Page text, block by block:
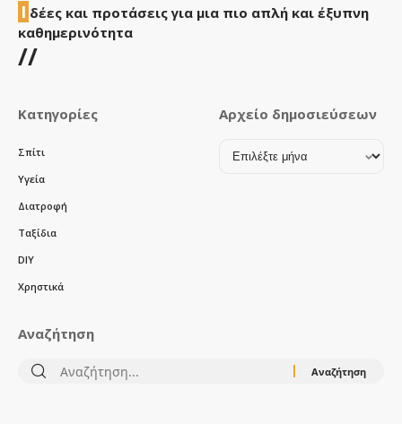
Ι δέες και προτάσεις για μια πιο απλή και έξυπνη
καθημερινότητα
//
Κατηγορίες
Σπίτι
Υγεία
Διατροφή
Ταξίδια
DIY
Χρηστικά
Αρχείο δημοσιεύσεων
Αρχείο
Αναζήτηση
Αναζήτηση